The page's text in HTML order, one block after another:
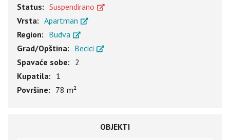
Status: Suspendirano
Vrsta: Apartman
Region: Budva
Grad/Opština: Becici
Spavaće sobe: 2
Kupatila: 1
Površine: 78 m²
OBJEKTI